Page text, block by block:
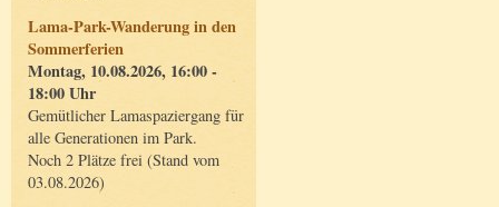
Lama-Park-Wanderung in den
Sommerferien
Montag, 10.08.2026, 16:00 -
18:00 Uhr
Gemütlicher Lamaspaziergang für
alle Generationen im Park.
Noch 2 Plätze frei (Stand vom
03.08.2026)